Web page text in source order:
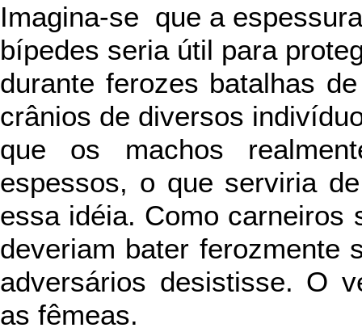
Imagina-se que a
bípedes seria útil para
durante ferozes batalhas
crânios de diversos
que os machos
espessos, o que serviria
essa idéia. Como carneiros
deveriam bater ferozmente
adversários desistisse. O
as fêmeas.